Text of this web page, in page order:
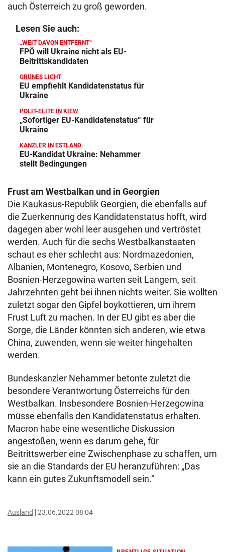
auch Österreich zu groß geworden.
Lesen Sie auch:
„WEIT DAVON ENTFERNT“
FPÖ will Ukraine nicht als EU-
Beitrittskandidaten
GRÜNES LICHT
EU empfiehlt Kandidatenstatus für
Ukraine
POLIT-ELITE IN KIEW
„Sofortiger EU-Kandidatenstatus“ für
Ukraine
KANZLER IN ESTLAND
EU-Kandidat Ukraine: Nehammer
stellt Bedingungen
Frust am Westbalkan und in Georgien
Die Kaukasus-Republik Georgien, die ebenfalls auf
die Zuerkennung des Kandidatenstatus hofft, wird
dagegen aber wohl leer ausgehen und vertröstet
werden. Auch für die sechs Westbalkanstaaten
schaut es eher schlecht aus: Nordmazedonien,
Albanien, Montenegro, Kosovo, Serbien und
Bosnien-Herzegowina warten seit Langem, seit
Jahrzehnten geht bei ihnen nichts weiter. Sie wollten
zuletzt sogar den Gipfel boykottieren, um ihrem
Frust Luft zu machen. In der EU gibt es aber die
Sorge, die Länder könnten sich anderen, wie etwa
China, zuwenden, wenn sie weiter hingehalten
werden.
Bundeskanzler Nehammer betonte zuletzt die
besondere Verantwortung Österreichs für den
Westbalkan. Insbesondere Bosnien-Herzegowina
müsse ebenfalls den Kandidatenstatus erhalten.
Macron habe eine wesentliche Diskussion
angestoßen, wenn es darum gehe, für
Beitrittswerber eine Zwischenphase zu schaffen, um
sie an die Standards der EU heranzuführen: „Das
kann ein gutes Zukunftsmodell sein.“
Ausland 23.06.2022 08:04